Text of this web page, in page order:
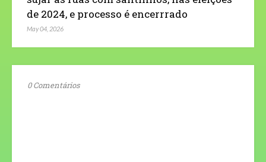
de 2024, e processo é encerrrado
May 04, 2026
0 Comentários